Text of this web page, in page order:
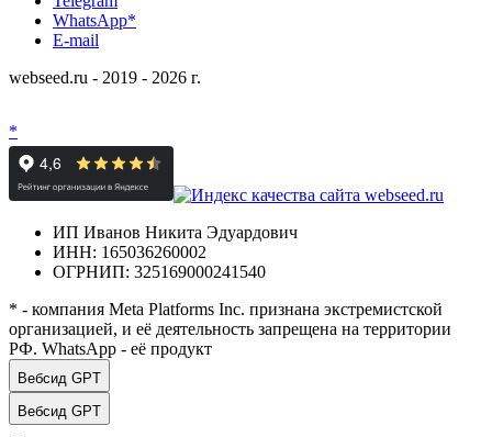
WhatsApp*
E-mail
webseed.ru - 2019 - 2026 г.
*
ИП Иванов Никита Эдуардович
ИНН: 165036260002
ОГРНИП: 325169000241540
* - компания Meta Platforms Inc. признана экстремистской
организацией, и её деятельность запрещена на территории
РФ. WhatsApp - её продукт
Вебсид GPT
Вебсид GPT